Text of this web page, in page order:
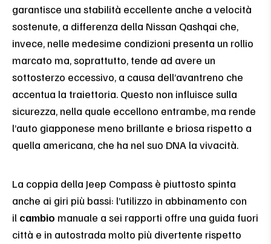
garantisce una stabilità eccellente anche a velocità
sostenute, a differenza della Nissan Qashqai che,
invece, nelle medesime condizioni presenta un rollio
marcato ma, soprattutto, tende ad avere un
sottosterzo eccessivo, a causa dell’avantreno che
accentua la traiettoria. Questo non influisce sulla
sicurezza, nella quale eccellono entrambe, ma rende
l’auto giapponese meno brillante e briosa rispetto a
quella americana, che ha nel suo DNA la vivacità.
La coppia della Jeep Compass è piuttosto spinta
anche ai giri più bassi: l’utilizzo in abbinamento con
il cambio manuale a sei rapporti offre una guida fuori
città e in autostrada molto più divertente rispetto